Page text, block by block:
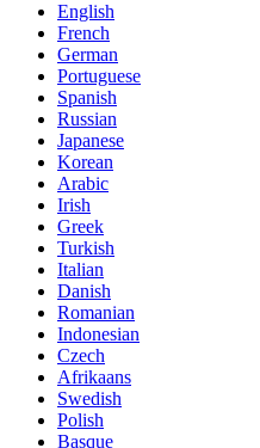
English
French
German
Portuguese
Spanish
Russian
Japanese
Korean
Arabic
Irish
Greek
Turkish
Italian
Danish
Romanian
Indonesian
Czech
Afrikaans
Swedish
Polish
Basque